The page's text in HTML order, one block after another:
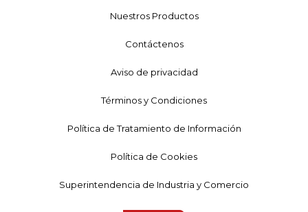
Nuestros Productos
Contáctenos
Aviso de privacidad
Términos y Condiciones
Política de Tratamiento de Información
Política de Cookies
Superintendencia de Industria y Comercio